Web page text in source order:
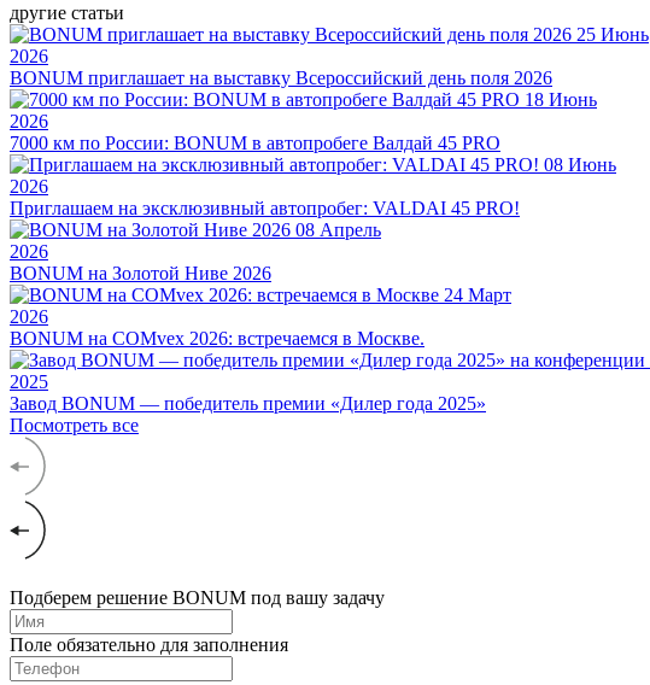
другие статьи
25 Июнь
2026
BONUM приглашает на выставку Всероссийский день поля 2026
18 Июнь
2026
7000 км по России: BONUM в автопробеге Валдай 45 PRO
08 Июнь
2026
Приглашаем на эксклюзивный автопробег: VALDAI 45 PRO!
08 Апрель
2026
BONUM на Золотой Ниве 2026
24 Март
2026
BONUM на COMvex 2026: встречаемся в Москве.
2025
Завод BONUM — победитель премии «Дилер года 2025»
Посмотреть все
Подберем решение BONUM под вашу задачу
Поле обязательно для заполнения